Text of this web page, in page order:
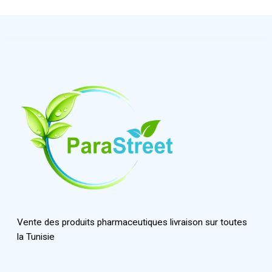
Vente des produits pharmaceutiques livraison sur toutes
la Tunisie